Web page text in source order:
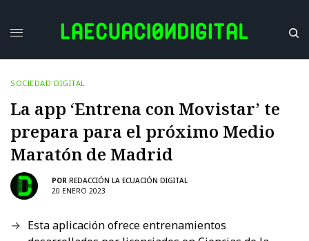
SOCIEDAD DIGITAL
La app ‘Entrena con Movistar’ te
prepara para el próximo Medio
Maratón de Madrid
POR REDACCIÓN LA ECUACIÓN DIGITAL
20 ENERO 2023
Esta aplicación ofrece entrenamientos